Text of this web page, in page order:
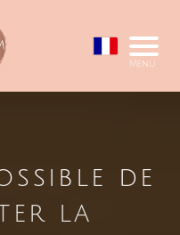
Menu
de
la